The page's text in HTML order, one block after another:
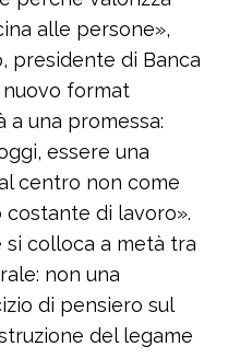
alle persone»,
presidente di Banca
nuovo format
una promessa:
essere una
centro non come
di lavoro».
colloca a metà tra
non una
di pensiero sul
del legame